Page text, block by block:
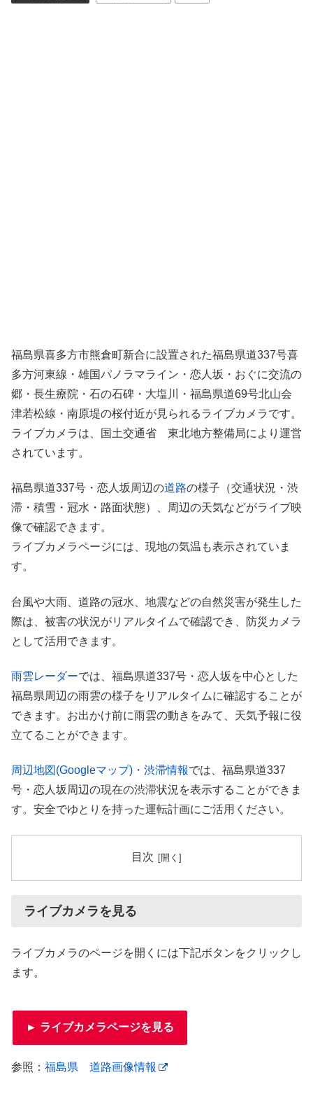
福島県喜多方市熊倉町新合に設置された福島県道337号喜
多方河東線・雄国パノラマライン・恋人坂・おぐに交流の
郷・長生療院・石の石碑・大塩川・福島県道69号北山会
津若松線・南原堤の桜付近が見られるライブカメラです。
ライブカメラは、国土交通省 東北地方整備局により運営
されています。
福島県道337号・恋人坂周辺の道路の様子（交通状況・渋
滞・積雪・冠水・路面状態）、周辺の天気などがライブ映
像で確認できます。
ライブカメラページには、現地の気温も表示されていま
す。
台風や大雨、道路の冠水、地震などの自然災害が発生した
際は、被害の状況がリアルタイムで確認でき、防災カメラ
として活用できます。
雨雲レーダーでは、福島県道337号・恋人坂を中心とした
福島県周辺の雨雲の様子をリアルタイムに確認することが
できます。お出かけ前に雨雲の動きをみて、天気予報に役
立てることができます。
周辺地図(Googleマップ)・渋滞情報では、福島県道337
号・恋人坂周辺の現在の渋滞状況を表示することができま
す。安全でゆとりを持った運転計画にご活用ください。
目次
ライブカメラを見る
ライブカメラのページを開くには下記ボタンをクリックし
ます。
► ライブカメラページを見る
参照： 福島県 道路画像情報